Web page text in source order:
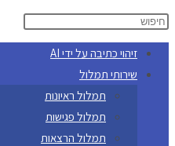
זיהוי כתיבה על ידי AI
שירותי תמלול
תמלול ראיונות
תמלול פגישות
תמלול הרצאות